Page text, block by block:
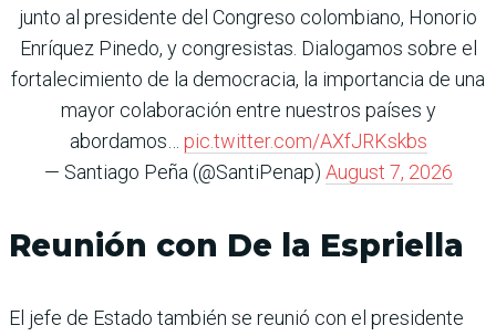
junto al presidente del Congreso colombiano, Honorio
Enríquez Pinedo, y congresistas. Dialogamos sobre el
fortalecimiento de la democracia, la importancia de una
mayor colaboración entre nuestros países y
abordamos… pic.twitter.com/AXfJRKskbs
— Santiago Peña (@SantiPenap) August 7, 2026
Reunión con De la Espriella
El jefe de Estado también se reunió con el presidente